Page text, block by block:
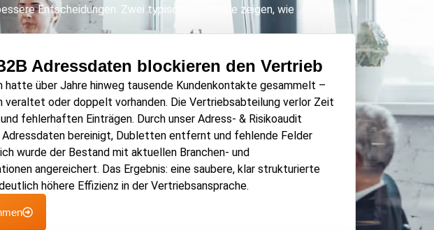
Entscheidungen. Zwei typische Beispiele zeigen, wie
Adressdaten blockieren den Vertrieb
hatte über Jahre hinweg tausende Kundenkontakte gesammelt –
veraltet oder doppelt vorhanden. Die Vertriebsabteilung verlor Zeit
fehlerhaften Einträgen. Durch unser Adress- & Risikoaudit
Adressdaten bereinigt, Dubletten entfernt und fehlende Felder
wurde der Bestand mit aktuellen Branchen- und
angereichert. Das Ergebnis: eine saubere, klar strukturierte
höhere Effizienz in der Vertriebsansprache.